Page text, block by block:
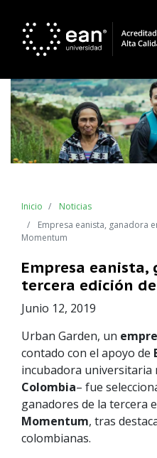
Inicio
Noticias
Empresa eanista, ganadora
Momentum
Empresa
tercera edición
Junio 12, 2019
Urban Garden, un
contado con el apoyo de
incubadora universitaria
Colombia– fue
ganadores de la tercera
Momentum, tras
colombianas.